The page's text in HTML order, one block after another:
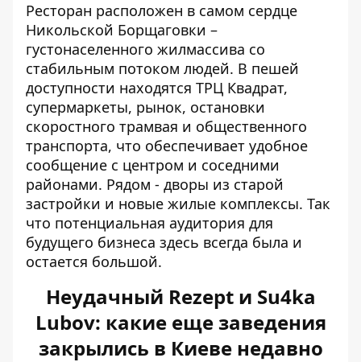
Ресторан расположен в самом сердце
Никольской Борщаговки –
густонаселенного жилмассива со
стабильным потоком людей. В пешей
доступности находятся ТРЦ Квадрат,
супермаркеты, рынок, остановки
скоростного трамвая и общественного
транспорта, что обеспечивает удобное
сообщение с центром и соседними
районами. Рядом - дворы из старой
застройки и новые жилые комплексы. Так
что потенциальная аудитория для
будущего бизнеса здесь всегда была и
остается большой.
Неудачный Rezept и Su4ka
Lubov: какие еще заведения
закрылись в Киеве недавно